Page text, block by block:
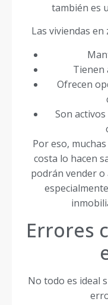
también es
Las viviendas
Tienen
Ofrecen
Son
Por eso,
costa lo hacen
podrán vender o
Errores
No todo es ideal